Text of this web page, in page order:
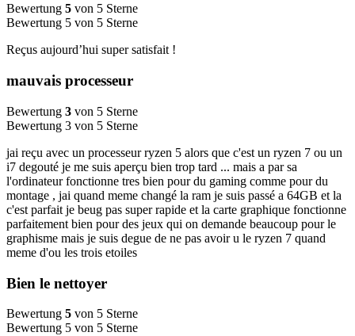
Bewertung 5 von 5 Sterne
Bewertung 5 von 5 Sterne
Reçus aujourd’hui super satisfait !
mauvais processeur
Bewertung 3 von 5 Sterne
Bewertung 3 von 5 Sterne
jai reçu avec un processeur ryzen 5 alors que c'est un ryzen 7 ou un
i7 degouté je me suis aperçu bien trop tard ... mais a par sa
l'ordinateur fonctionne tres bien pour du gaming comme pour du
montage , jai quand meme changé la ram je suis passé a 64GB et la
c'est parfait je beug pas super rapide et la carte graphique fonctionne
parfaitement bien pour des jeux qui on demande beaucoup pour le
graphisme mais je suis degue de ne pas avoir u le ryzen 7 quand
meme d'ou les trois etoiles
Bien le nettoyer
Bewertung 5 von 5 Sterne
Bewertung 5 von 5 Sterne